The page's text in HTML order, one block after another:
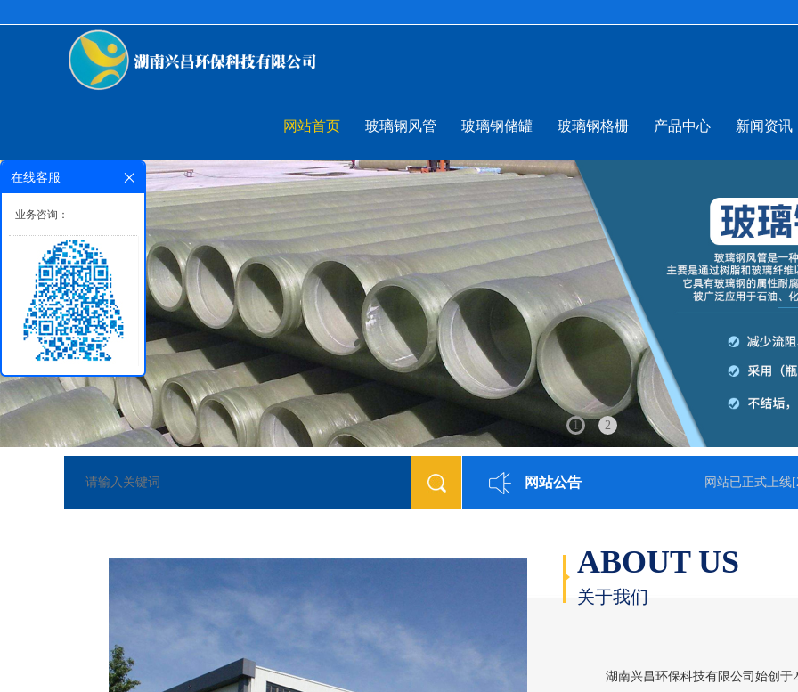
网站首页 玻璃钢风管 玻璃钢储罐 玻璃钢格栅 产品中心 新闻资讯
1 2
网站公告 网站已正式上线
ABOUT US
关于我们
湖南兴昌环保科技有限公司始创于
在线客服
业务咨询：